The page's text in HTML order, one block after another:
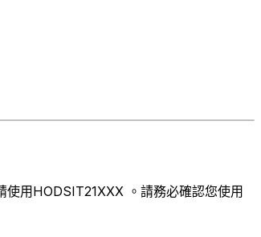
用HODSIT21XXX 。請務必確認您使用